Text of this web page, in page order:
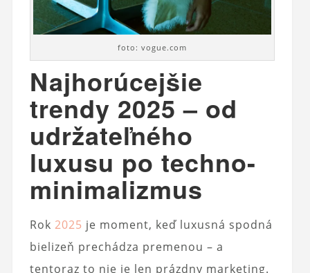
foto: vogue.com
Najhorúcejšie
trendy 2025 – od
udržateľného
luxusu po techno-
minimalizmus
Rok 2025 je moment, keď luxusná spodná
bielizeň prechádza premenou – a
tentoraz to nie je len prázdny marketing.